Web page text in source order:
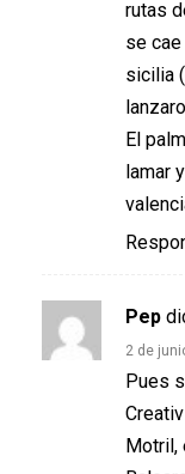
rutas
se
sicilia
El
lamar
Pep
2 de
Pues
Motril,